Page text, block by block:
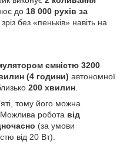
до 18 000 рухів за
без «пеньків» навіть на
ємністю 3200
(4 години) автономної
200 хвилин
тому його можна
робота від
(за умови
від 20 Вт).